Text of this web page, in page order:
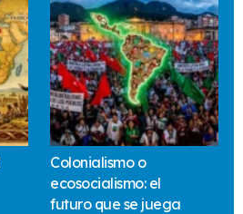
Colonialismo o
ecosocialismo: el
futuro que se juega